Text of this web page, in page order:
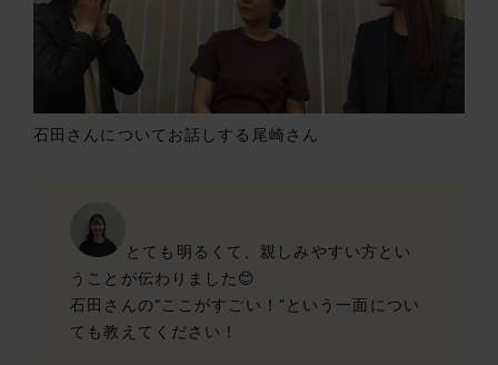
石田さんについてお話しする尾崎さん
とても明るくて、親しみやすい方とい
うことが伝わりました😊
石田さんの“ここがすごい！”という一面につい
ても教えてください！